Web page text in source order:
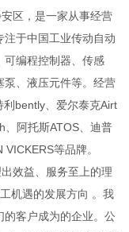
区，是一家从事经营
注于中国工业传动自动
可编程控制器、传感
泵、液压元件等。经营
bently、爱尔泰克Airt
、阿托斯ATOS、迪普
等品牌。
效益、服务至上的理
机遇的发展方向 。我
的客户成为的企业。公